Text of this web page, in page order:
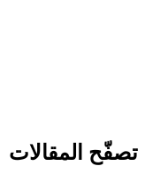
تصفّح المقالات